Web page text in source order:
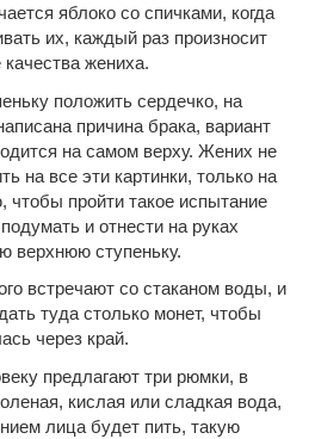
яблоко со спичками, когда
их, каждый раз произносит
жениха.
положить сердечко, на
причина брака, вариант
на самом верху. Жених не
на все эти картинки, только на
пройти такое испытание
и отнести на руках
верхнюю ступеньку.
встречают со стаканом воды, и
туда столько монет, чтобы
через край.
предлагают три рюмки, в
кислая или сладкая вода,
лица будет пить, такую